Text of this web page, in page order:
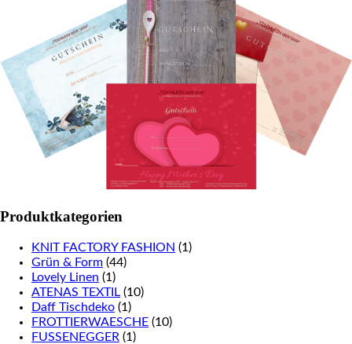
Produktkategorien
KNIT FACTORY FASHION (1)
Grün & Form (44)
Lovely Linen (1)
ATENAS TEXTIL (10)
Daff Tischdeko (1)
FROTTIERWAESCHE (10)
FUSSENEGGER (1)